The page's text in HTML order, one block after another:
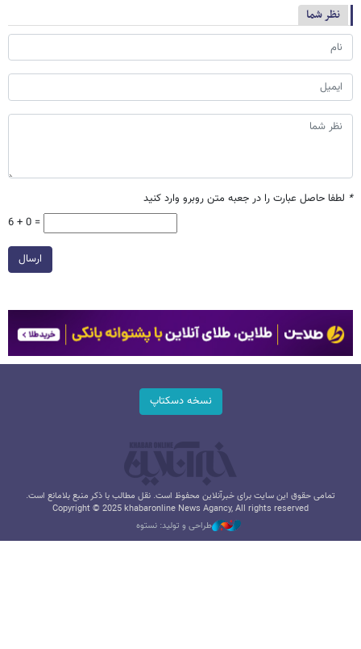
نظر شما
* لطفا حاصل عبارت را در جعبه متن روبرو وارد کنید
6 + 0 =
ارسال
نسخه دسکتاپ
تمامی حقوق این سایت برای خبرآنلاین محفوظ است. نقل مطالب با ذکر منبع بلامانع است.
Copyright © 2025 khabaronline News Agancy, All rights reserved
طراحی و تولید: نستوه